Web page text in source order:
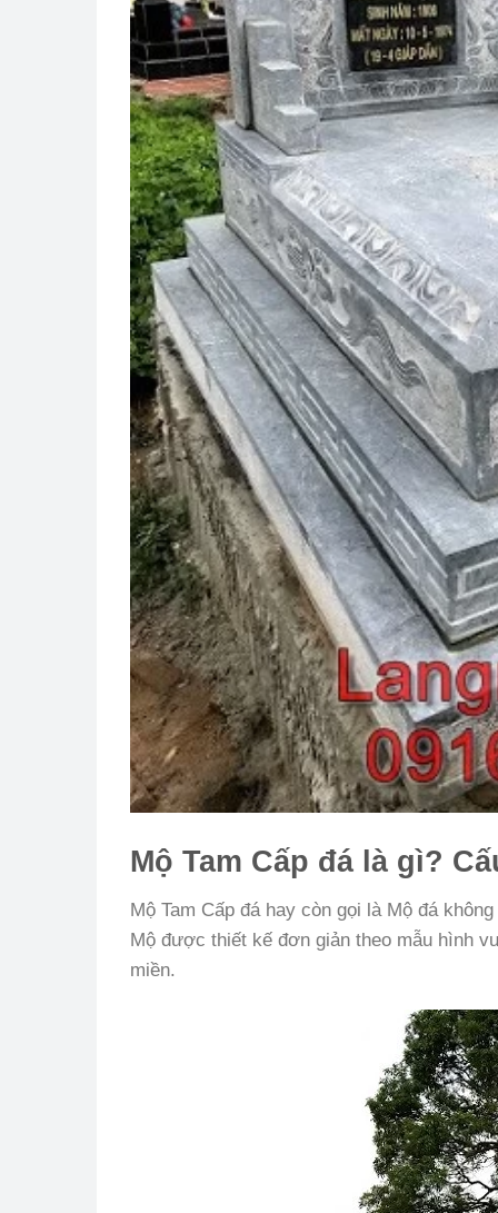
Mộ Tam Cấp đá là gì?
Mộ Tam Cấp đá hay còn gọi là Mộ đá
Mộ được thiết kế đơn giản theo mẫu hình
miền.